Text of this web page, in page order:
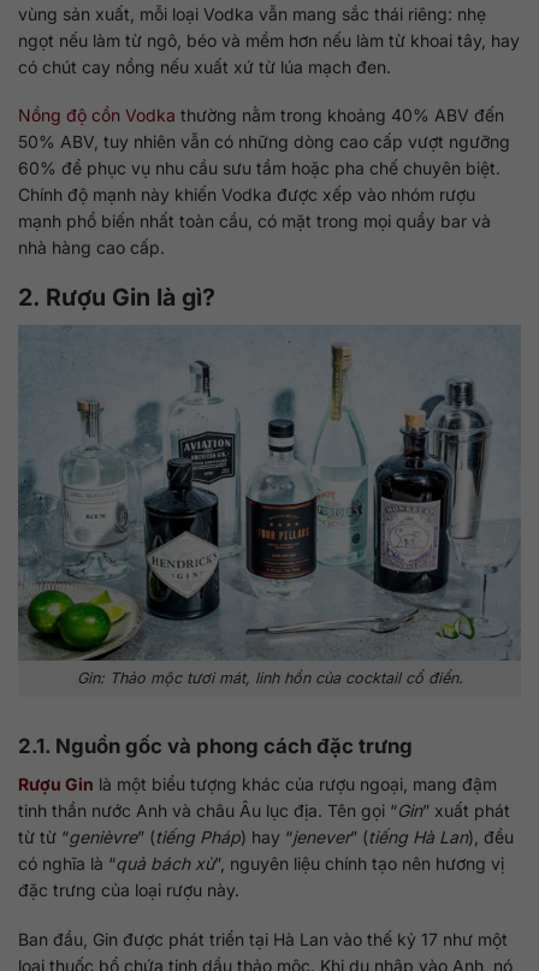
vùng sản xuất, mỗi loại Vodka vẫn mang sắc thái riêng: nhẹ
ngọt nếu làm từ ngô, béo và mềm hơn nếu làm từ khoai tây, hay
có chút cay nồng nếu xuất xứ từ lúa mạch đen.
Nồng độ cồn Vodka thường nằm trong khoảng 40% ABV đến
50% ABV, tuy nhiên vẫn có những dòng cao cấp vượt ngưỡng
60% để phục vụ nhu cầu sưu tầm hoặc pha chế chuyên biệt.
Chính độ mạnh này khiến Vodka được xếp vào nhóm rượu
mạnh phổ biến nhất toàn cầu, có mặt trong mọi quầy bar và
nhà hàng cao cấp.
2. Rượu Gin là gì?
Gin: Thảo mộc tươi mát, linh hồn của cocktail cổ điển.
2.1. Nguồn gốc và phong cách đặc trưng
Rượu Gin là một biểu tượng khác của rượu ngoại, mang đậm
tinh thần nước Anh và châu Âu lục địa. Tên gọi “Gin” xuất phát
từ từ “genièvre” (tiếng Pháp) hay “jenever” (tiếng Hà Lan), đều
có nghĩa là “quả bách xù”, nguyên liệu chính tạo nên hương vị
đặc trưng của loại rượu này.
Ban đầu, Gin được phát triển tại Hà Lan vào thế kỷ 17 như một
loại thuốc bổ chứa tinh dầu thảo mộc. Khi du nhập vào Anh, nó